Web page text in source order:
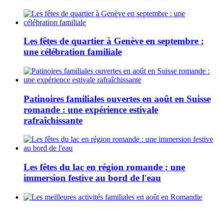
Les fêtes de quartier à Genève en septembre :
une célébration familiale
Patinoires familiales ouvertes en août en Suisse
romande : une expérience estivale
rafraîchissante
Les fêtes du lac en région romande : une
immersion festive au bord de l'eau